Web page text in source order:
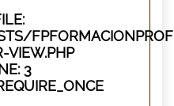
VIEW.PHP
3